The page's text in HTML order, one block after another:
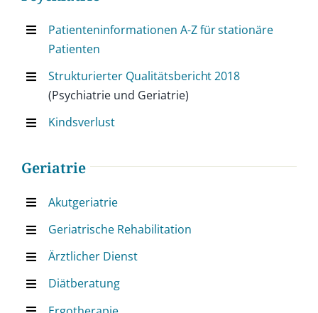
Patienteninformationen A-Z für stationäre
Patienten
Strukturierter Qualitätsbericht 2018
(Psychiatrie und Geriatrie)
Kindsverlust
Geriatrie
Akutgeriatrie
Geriatrische Rehabilitation
Ärztlicher Dienst
Diätberatung